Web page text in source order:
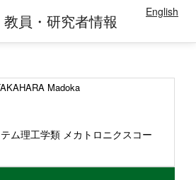
教員・研究者情報 English
Madoka
ム理工学類 メカトロニクスコー